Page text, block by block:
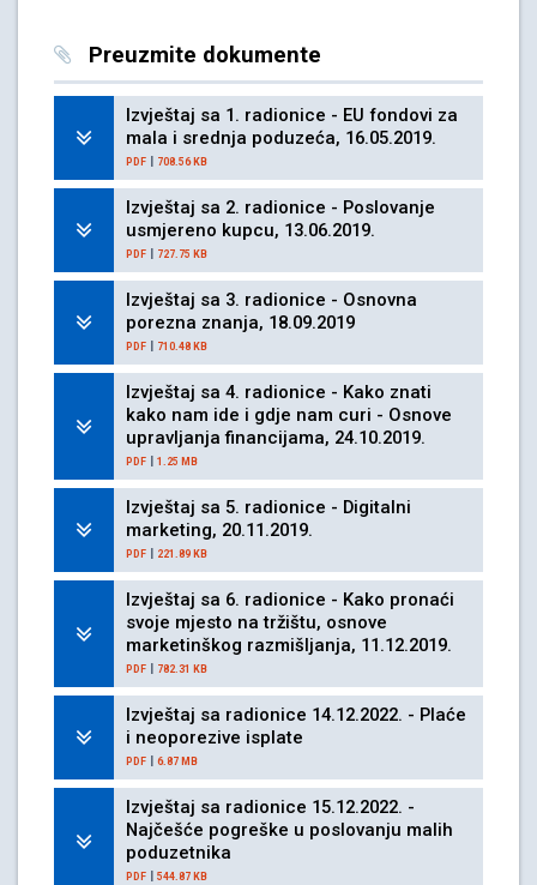
Preuzmite dokumente
Izvještaj sa 1. radionice - EU fondovi za
mala i srednja poduzeća, 16.05.2019.
PDF 708.56 KB
Izvještaj sa 2. radionice - Poslovanje
usmjereno kupcu, 13.06.2019.
PDF 727.75 KB
Izvještaj sa 3. radionice - Osnovna
porezna znanja, 18.09.2019
PDF 710.48 KB
Izvještaj sa 4. radionice - Kako znati
kako nam ide i gdje nam curi - Osnove
upravljanja financijama, 24.10.2019.
PDF 1.25 MB
Izvještaj sa 5. radionice - Digitalni
marketing, 20.11.2019.
PDF 221.89 KB
Izvještaj sa 6. radionice - Kako pronaći
svoje mjesto na tržištu, osnove
marketinškog razmišljanja, 11.12.2019.
PDF 782.31 KB
Izvještaj sa radionice 14.12.2022. - Plaće
i neoporezive isplate
PDF 6.87 MB
Izvještaj sa radionice 15.12.2022. -
Najčešće pogreške u poslovanju malih
poduzetnika
PDF 544.87 KB